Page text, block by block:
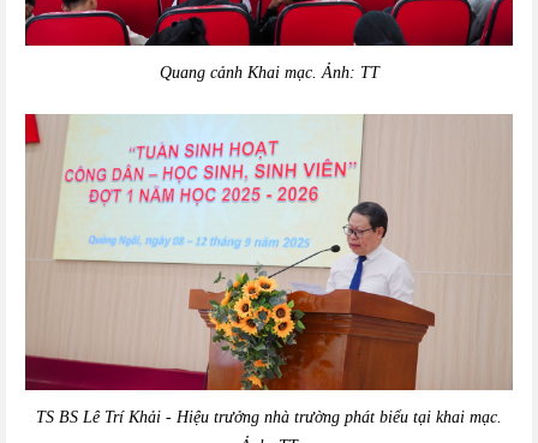
Quang cảnh Khai mạc. Ảnh: TT
TS BS Lê Trí Khải - Hiệu trưởng nhà trường phát biểu tại khai mạc.